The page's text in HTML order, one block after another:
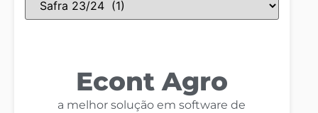
Econt Agro
a melhor solução em software de